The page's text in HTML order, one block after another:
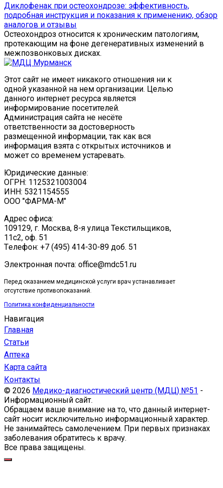
Диклофенак при остеохондрозе: эффективность,
подробная инструкция и показания к применению, обзор
аналогов и отзывы
Остеохондроз относится к хроническим патологиям,
протекающим на фоне дегенеративных изменений в
межпозвонковых дисках.
Этот сайт не имеет никакого отношения ни к
одной указанной на нем организации. Целью
данного интернет ресурса является
информирование посетителей.
Администрация сайта не несёте
ответственности за достоверность
размещенной информации, так как вся
информация взята с открытых источников и
может со временем устаревать.
Юридические данные:
ОГРН: 1125321003004
ИНН: 5321154555
ООО "ФАРМА-М"
Адрес офиса:
109129, г. Москва, ​8-я улица Текстильщиков,
11с2, оф. 51
Tелефон: +7 (495) 414-30-89 доб. 51
Электронная почта: office@mdc51.ru
Перед оказанием медицинской услуги врач устанавливает
отсутствие противопоказаний.
Политика конфиденциальности
Навигация
Главная
Статьи
Аптека
Карта сайта
Контакты
© 2026 Медико-диагностический центр (МДЦ) №51 -
Информационный сайт.
Обращаем ваше внимание на то, что данный интернет-
сайт носит исключительно информационный характер.
Не занимайтесь самолечением. При первых признаках
заболевания обратитесь к врачу.
Все права защищены.